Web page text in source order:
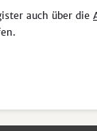
auch über die